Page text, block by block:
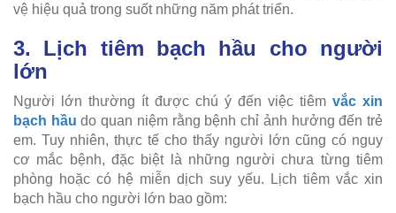
vệ hiệu quả trong suốt những năm phát triển.
3. Lịch tiêm bạch hầu cho người
lớn
Người lớn thường ít được chú ý đến việc tiêm vắc xin
bạch hầu do quan niệm rằng bệnh chỉ ảnh hưởng đến trẻ
em. Tuy nhiên, thực tế cho thấy người lớn cũng có nguy
cơ mắc bệnh, đặc biệt là những người chưa từng tiêm
phòng hoặc có hệ miễn dịch suy yếu. Lịch tiêm vắc xin
bạch hầu cho người lớn bao gồm: